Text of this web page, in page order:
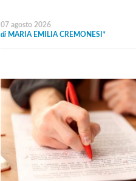
07 agosto 2026
di MARIA EMILIA CREMONESI*